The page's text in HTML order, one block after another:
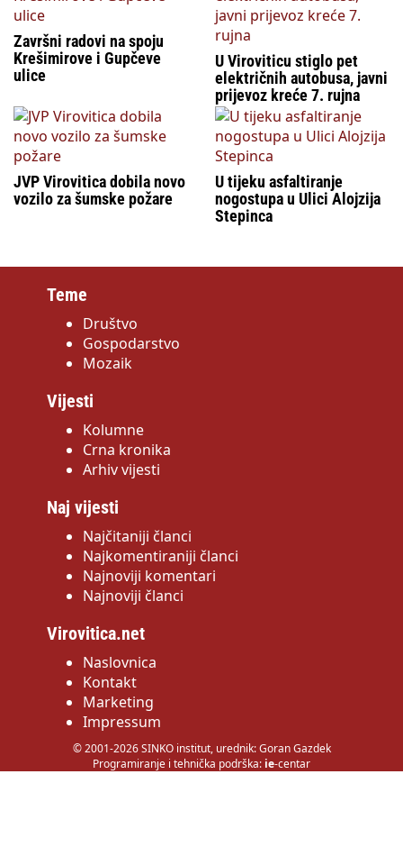
Završni radovi na spoju
Krešimirove i Gupčeve
ulice
U Viroviticu stiglo pet
električnih autobusa, javni
prijevoz kreće 7. rujna
JVP Virovitica dobila novo
vozilo za šumske požare
U tijeku asfaltiranje
nogostupa u Ulici Alojzija
Stepinca
Teme
Društvo
Gospodarstvo
Mozaik
Vijesti
Kolumne
Crna kronika
Arhiv vijesti
Naj vijesti
Najčitaniji članci
Najkomentiraniji članci
Najnoviji komentari
Najnoviji članci
Virovitica.net
Naslovnica
Kontakt
Marketing
Impressum
© 2001-2026 SINKO institut, urednik: Goran Gazdek
Programiranje i tehnička podrška: ie-centar